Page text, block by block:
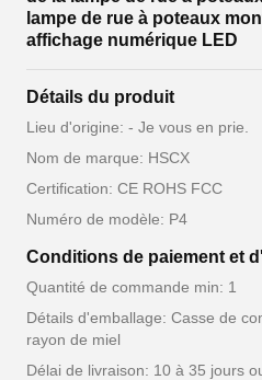
lampe de rue à poteaux
affichage numérique LED
Détails du produit
Lieu d'origine: - Je vous en prie.
Nom de marque: HSCX
Certification: CE ROHS FCC
Numéro de modèle: P4
Conditions de paiement et
Quantité de commande min: 1
Détails d'emballage: Casse de
rayon de miel
Délai de livraison: 10 à 35 jours